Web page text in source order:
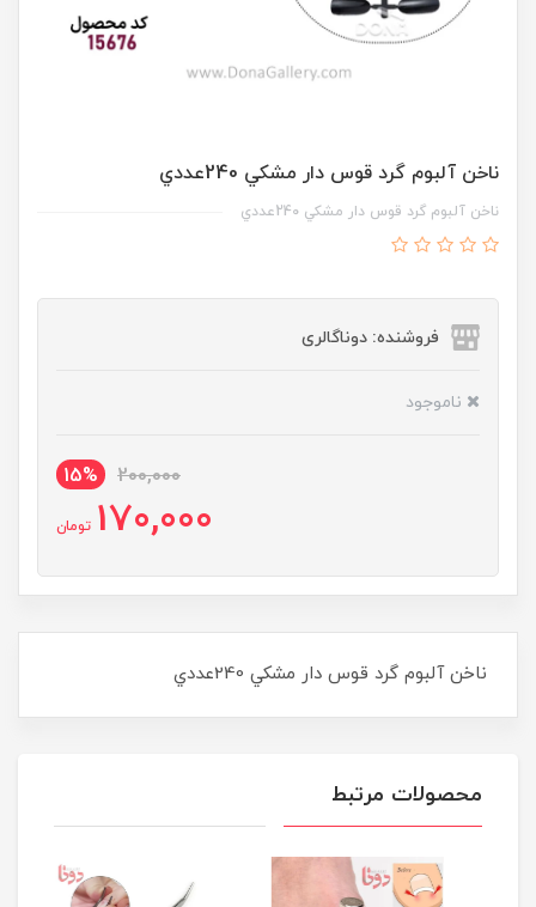
ناخن آلبوم گرد قوس دار مشکي 240عددي
ناخن آلبوم گرد قوس دار مشکي 240عددي
فروشنده: دوناگالری
ناموجود
200,000
15%
170,000 تومان
ناخن آلبوم گرد قوس دار مشکي 240عددي
محصولات مرتبط